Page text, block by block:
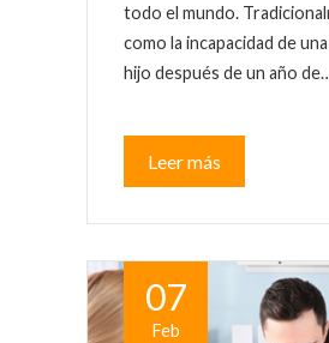
todo el mundo.
como la incapacidad de
hijo después de un año
Leer más
07
Feb